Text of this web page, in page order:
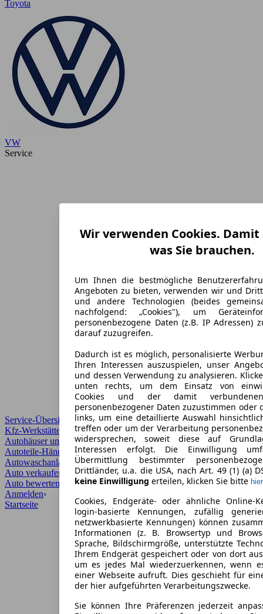
Toyota
VW
Service
Service-Übersicht
Kfz-Werkstätten
Autohäuser und Händler
Autoteile-Händler
Autowaschanlagen
Auto verkaufen
Auto bewerten
Anmelden›
Startseite
Wir verwenden Cookies.
was Sie brauchen.
Um Ihnen die bestmögliche
Angeboten zu bieten, verwenden wir und
und andere Technologien (beides
nachfolgend: „Cookies"), um
personenbezogene Daten (z.B. IP Adressen)
darauf zuzugreifen.
Dadurch ist es möglich, personalisierte
Ihren Interessen auszuspielen, unser
und dessen Verwendung zu analysieren.
unten rechts, um dem Einsatz von
Cookies und der damit
personenbezogener Daten zuzustimmen oder
links, um eine detaillierte Auswahl
treffen oder um der Verarbeitung
widersprechen, soweit diese auf
Interessen erfolgt. Die Einwilligung
Übermittlung bestimmter
Drittländer, u.a. die USA, nach Art. 49 (1) (a)
keine Einwilligung erteilen, klicken Sie bitte hier
Cookies, Endgeräte- oder ähnliche Online-
login-basierte Kennungen, zufällig
netzwerkbasierte Kennungen) können
Informationen (z. B. Browsertyp und
Sprache, Bildschirmgröße, unterstützte
Ihrem Endgerät gespeichert oder von dort
um es jedes Mal wiederzuerkennen, wenn
einer Webseite aufruft. Dies geschieht für
der hier aufgeführten Verarbeitungszwecke.
Sie können Ihre Präferenzen jederzeit